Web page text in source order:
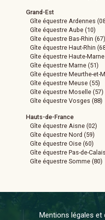
Grand-Est
Gîte équestre Ardennes
Gîte équestre Aube (10)
Gîte équestre Bas-Rhin (67)
Gîte équestre Haut-Rhin
Gîte équestre Haute-
Gîte équestre Marne (51)
Gîte équestre Meurthe-et-
Gîte équestre Meuse (55)
Gîte équestre Moselle (57)
Gîte équestre Vosges (88)
Hauts-de-France
Gîte équestre Aisne (02)
Gîte équestre Nord (59)
Gîte équestre Oise (60)
Gîte équestre Pas-de-
Gîte équestre Somme (80)
Mentions légales